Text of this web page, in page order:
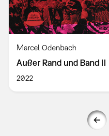
Marcel Odenbach
Außer Rand und Band II
2022